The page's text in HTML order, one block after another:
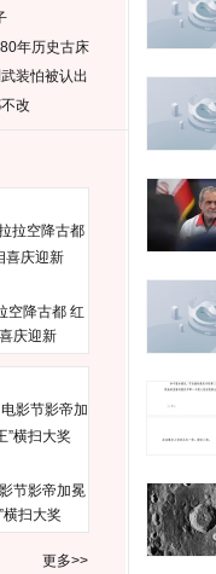
年历史古床
装怕被认出
改
空降古都 红
庆迎新
节影帝加冕
横扫大奖
更多>>